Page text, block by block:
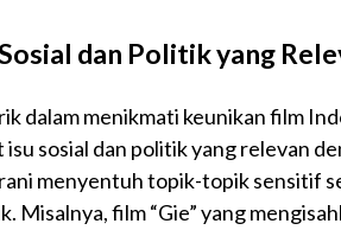
dan Politik yang
dalam menikmati keunikan film
sosial dan politik yang relevan
menyentuh topik-topik sensitif
Misalnya, film “Gie” yang